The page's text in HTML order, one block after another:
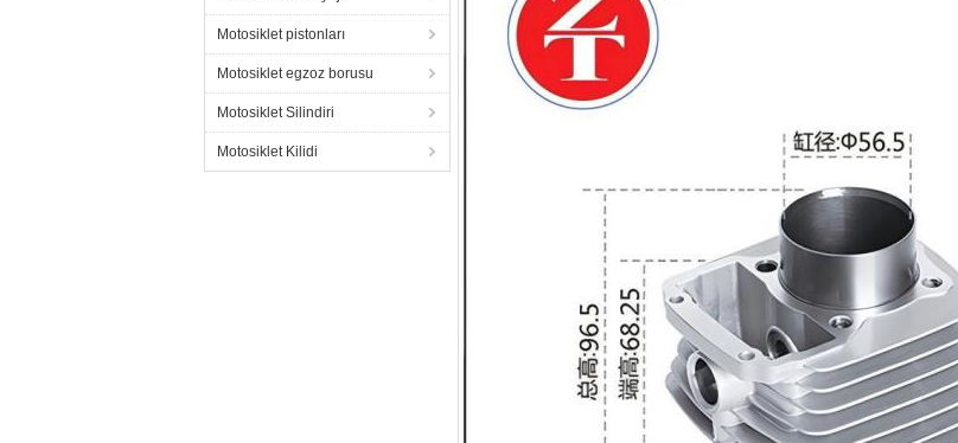
Motosiklet pistonları
Motosiklet egzoz borusu
Motosiklet Silindiri
Motosiklet Kilidi